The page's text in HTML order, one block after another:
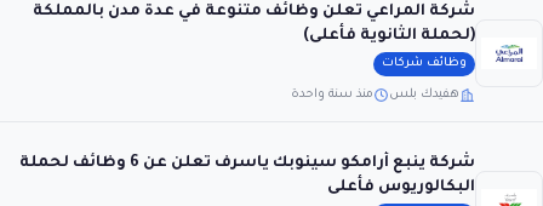
شركة المراعي تعلن وظائف متنوعة في عدة مدن بالمملكة
(لحملة الثانوية فأعلى)
وظائف شركات
هفيدك بلس منذ سنة واحدة
شركة ينبع أرامكو سينوبك ياسرف تعلن عن 6 وظائف لحملة
البكالوريوس فأعلى